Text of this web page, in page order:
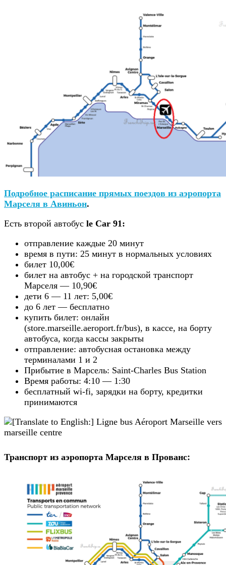
Подробное расписание прямых поездов из аэропорта
Марселя в Авиньон.
Есть второй автобус le Car 91:
отправление каждые 20 минут
время в пути: 25 минут в нормальных условиях
билет 10,00€
билет на автобус + на городской транспорт
Марселя — 10,90€
дети 6 — 11 лет: 5,00€
до 6 лет — бесплатно
купить билет: онлайн
(store.marseille.aeroport.fr/bus), в кассе, на борту
автобуса, когда кассы закрыты
отправление: автобусная остановка между
терминалами 1 и 2
Прибытие в Марсель: Saint-Charles Bus Station
Время работы: 4:10 — 1:30
бесплатный wi-fi, зарядки на борту, кредитки
принимаются
Транспорт из аэропорта Марселя в Прованс: